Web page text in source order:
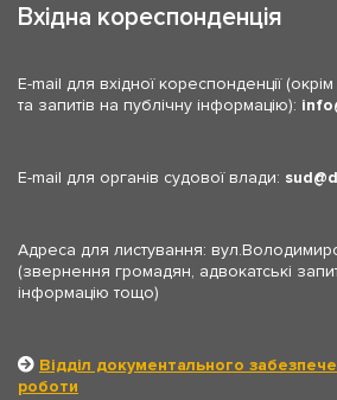
Вхідна кореспонденція
E-mail для вхідної кореспонденції
та запитів на публічну інформацію): info
E-mail для органів судової влади: sud
Адреса для листування:
(звернення громадян, адвокатські
інформацію тощо)
Відділ документального
роботи